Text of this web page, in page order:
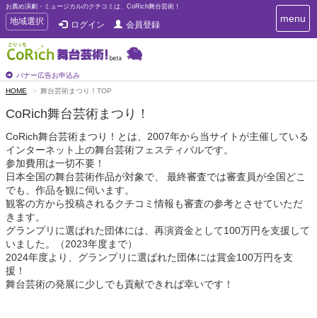
お薦め演劇・ミュージカルのクチコミは、CoRich舞台芸術！
T
o
g
g
e
n
v
g
a
t
i
o
n
地域選択 ログイン 会員登録
バナー広告お申込み
T
o
v
a
i
n
menu
HOME 舞台芸術まつり！TOP
CoRich舞台芸術まつり！
CoRich舞台芸術まつり！とは、2007年から当サイトが主催している
インターネット上の舞台芸術フェスティバルです。
参加費用は一切不要！
日本全国の舞台芸術作品が対象で、 最終審査では審査員が全国どこ
でも、作品を観に伺います。
観客の方から投稿されるクチコミ情報も審査の参考とさせていただ
きます。
グランプリに選ばれた団体には、再演資金として100万円を支援して
いました。（2023年度まで）
2024年度より、グランプリに選ばれた団体には賞金100万円を支
援！
舞台芸術の発展に少しでも貢献できれば幸いです！